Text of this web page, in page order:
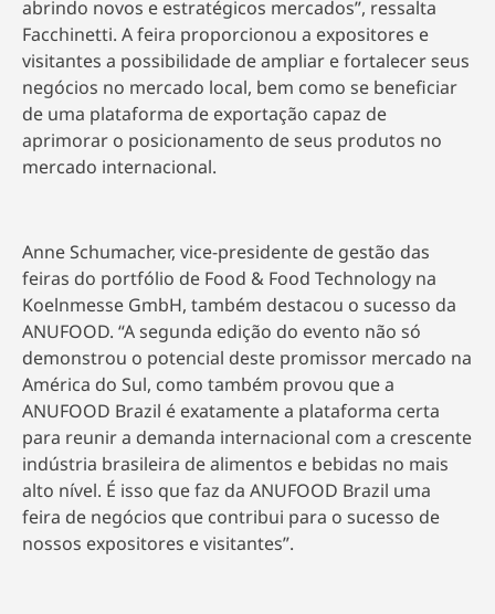
abrindo novos e estratégicos mercados”, ressalta
Facchinetti. A feira proporcionou a expositores e
visitantes a possibilidade de ampliar e fortalecer seus
negócios no mercado local, bem como se beneficiar
de uma plataforma de exportação capaz de
aprimorar o posicionamento de seus produtos no
mercado internacional.
Anne Schumacher, vice-presidente de gestão das
feiras do portfólio de Food & Food Technology na
Koelnmesse GmbH, também destacou o sucesso da
ANUFOOD. “A segunda edição do evento não só
demonstrou o potencial deste promissor mercado na
América do Sul, como também provou que a
ANUFOOD Brazil é exatamente a plataforma certa
para reunir a demanda internacional com a crescente
indústria brasileira de alimentos e bebidas no mais
alto nível. É isso que faz da ANUFOOD Brazil uma
feira de negócios que contribui para o sucesso de
nossos expositores e visitantes”.